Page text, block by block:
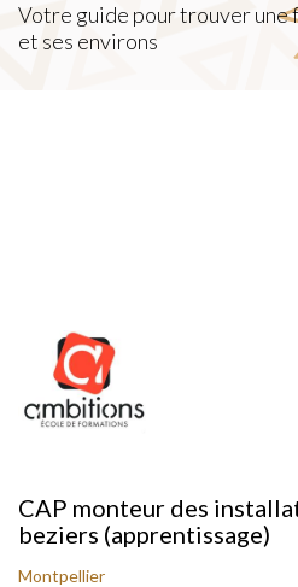
Votre guide pour trouver
et ses environs
CAP monteur des
beziers (apprentissage)
Montpellier